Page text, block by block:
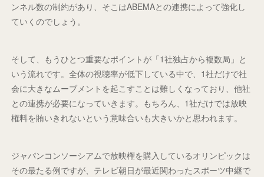
ンネル数の制約があり、そこはABEMAとの連携によって強化し
ていくのでしょう。
そして、もうひとつ重要なポイントが「1社独占から複数局」と
いう流れです。全体の視聴率が低下している中で、1社だけで社
会に大きなムーブメントを起こすことは難しくなっており、他社
との連携が必要になっていきます。もちろん、1社だけでは放映
権料を賄いきれないという意味合いも大きいかと思われます。
ジャパンコンソーシアムで放映権を購入しているオリンピックは
その最たる例ですが、テレビ朝日が最近関わったスポーツ中継で